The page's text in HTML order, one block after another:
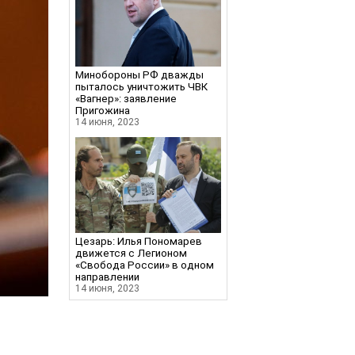
Минобороны РФ дважды
пыталось уничтожить ЧВК
«Вагнер»: заявление
Пригожина
14 июня, 2023
Цезарь: Илья Пономарев
движется с Легионом
«Свобода России» в одном
направлении
14 июня, 2023